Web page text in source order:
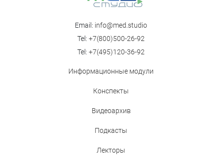
Email: info@med.studio
Tel: +7(800)500-26-92
Tel: +7(495)120-36-92
Информационные модули
Конспекты
Видеоархив
Подкасты
Лекторы